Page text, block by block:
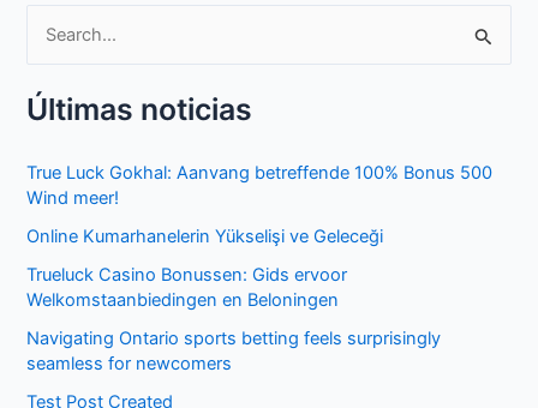
a
c
f
o
Últimas noticias
True Luck Gokhal: Aanvang betreffende 100% Bonus 500
Wind meer!
Online Kumarhanelerin Yükselişi ve Geleceği
Trueluck Casino Bonussen: Gids ervoor
Welkomstaanbiedingen en Beloningen
Navigating Ontario sports betting feels surprisingly
seamless for newcomers
Test Post Created